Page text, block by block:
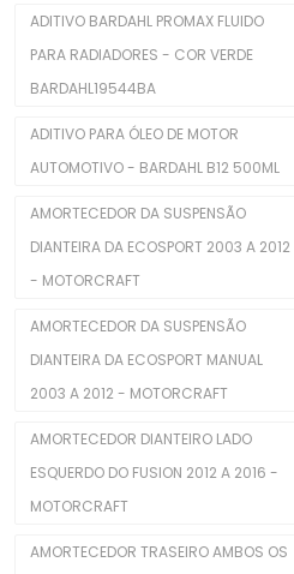
Cilindro De Freio
Disco De Freios
Pastilhas De Freios
Servo Freio
Interior
Alavanca Freio De Mão
Chaves De Luzes
Comutadores De Ignição
Interruptores De Direção
Manopla De Câmbio
Pedais Do Freio
ADITIVO BARDAHL PROMAX FLUIDO
PARA RADIADORES - COR VERDE
BARDAHL19544BA
ADITIVO PARA ÓLEO DE MOTOR
AUTOMOTIVO - BARDAHL B12 500ML
AMORTECEDOR DA SUSPENSÃO
DIANTEIRA DA ECOSPORT 2003 A 2012
- MOTORCRAFT
AMORTECEDOR DA SUSPENSÃO
DIANTEIRA DA ECOSPORT MANUAL
2003 A 2012 - MOTORCRAFT
AMORTECEDOR DIANTEIRO LADO
ESQUERDO DO FUSION 2012 A 2016 -
MOTORCRAFT
AMORTECEDOR TRASEIRO AMBOS OS